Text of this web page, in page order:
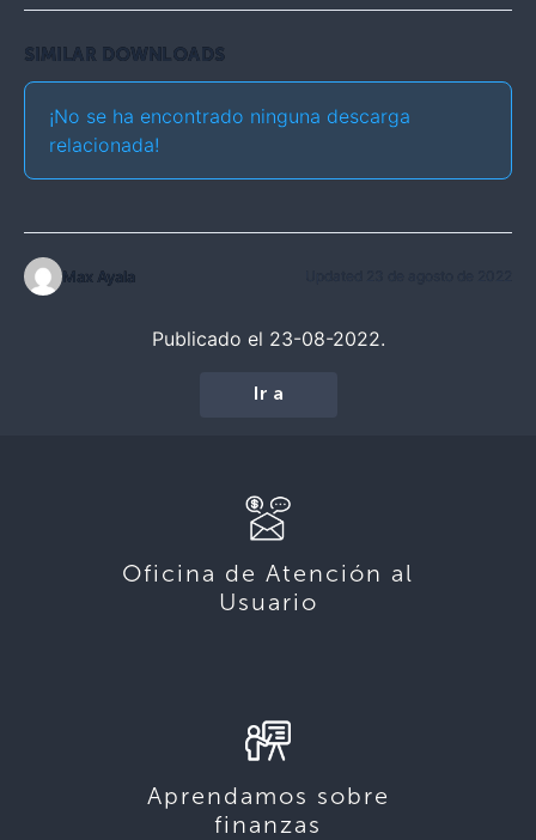
SIMILAR DOWNLOADS
¡No se ha encontrado ninguna descarga
relacionada!
Max Ayala
Publicado el 23-08-2022.
Ir a
Oficina de Atención al
Usuario
Aprendamos sobre
finanzas